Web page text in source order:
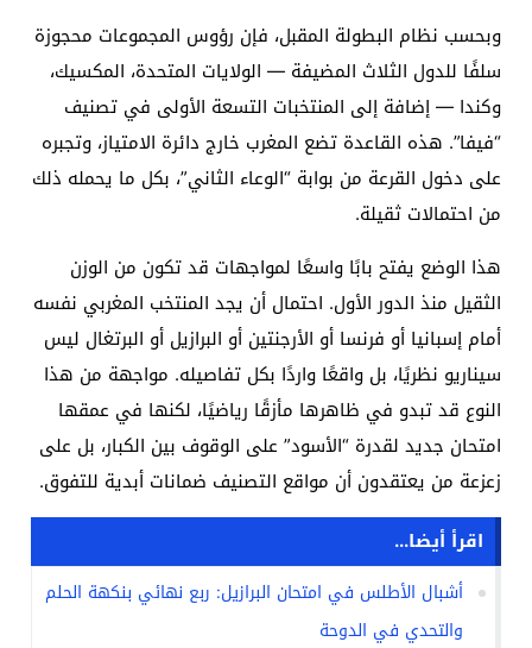
وبحسب نظام البطولة المقبل، فإن رؤوس المجموعات محجوزة
سلفًا للدول الثلاث المضيفة — الولايات المتحدة، المكسيك،
وكندا — إضافة إلى المنتخبات التسعة الأولى في تصنيف
“فيفا”. هذه القاعدة تضع المغرب خارج دائرة الامتياز، وتجبره
على دخول القرعة من بوابة “الوعاء الثاني”، بكل ما يحمله ذلك
من احتمالات ثقيلة.
هذا الوضع يفتح بابًا واسعًا لمواجهات قد تكون من الوزن
الثقيل منذ الدور الأول. احتمال أن يجد المنتخب المغربي نفسه
أمام إسبانيا أو فرنسا أو الأرجنتين أو البرازيل أو البرتغال ليس
سيناريو نظريًا، بل واقعًا واردًا بكل تفاصيله. مواجهة من هذا
النوع قد تبدو في ظاهرها مأزقًا رياضيًا، لكنها في عمقها
امتحان جديد لقدرة “الأسود” على الوقوف بين الكبار، بل على
زعزعة من يعتقدون أن مواقع التصنيف ضمانات أبدية للتفوق.
اقرأ أيضا...
أشبال الأطلس في امتحان البرازيل: ربع نهائي بنكهة الحلم
والتحدي في الدوحة